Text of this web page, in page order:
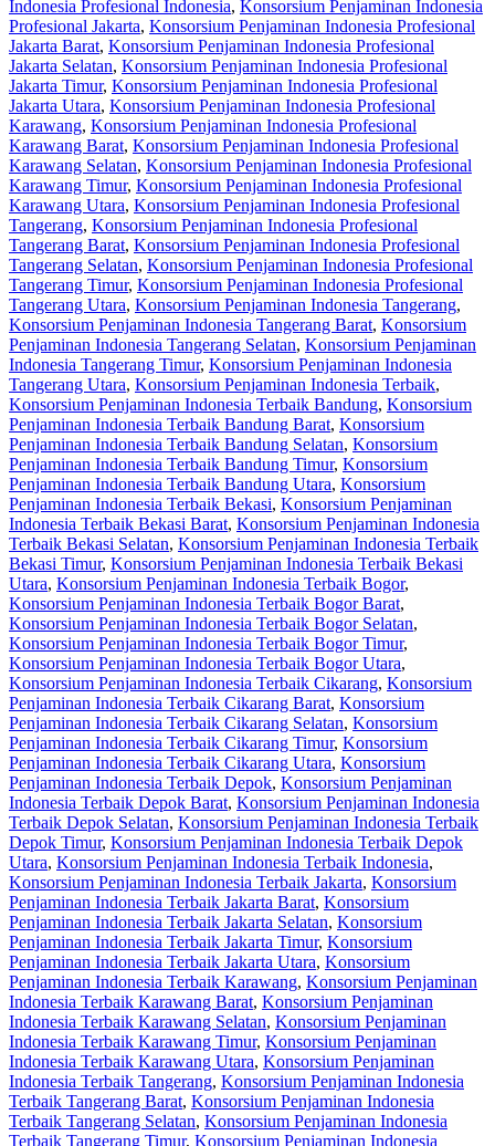
Indonesia Profesional Indonesia, Konsorsium Penjaminan Indonesia
Profesional Jakarta, Konsorsium Penjaminan Indonesia Profesional
Jakarta Barat, Konsorsium Penjaminan Indonesia Profesional
Jakarta Selatan, Konsorsium Penjaminan Indonesia Profesional
Jakarta Timur, Konsorsium Penjaminan Indonesia Profesional
Jakarta Utara, Konsorsium Penjaminan Indonesia Profesional
Karawang, Konsorsium Penjaminan Indonesia Profesional
Karawang Barat, Konsorsium Penjaminan Indonesia Profesional
Karawang Selatan, Konsorsium Penjaminan Indonesia Profesional
Karawang Timur, Konsorsium Penjaminan Indonesia Profesional
Karawang Utara, Konsorsium Penjaminan Indonesia Profesional
Tangerang, Konsorsium Penjaminan Indonesia Profesional
Tangerang Barat, Konsorsium Penjaminan Indonesia Profesional
Tangerang Selatan, Konsorsium Penjaminan Indonesia Profesional
Tangerang Timur, Konsorsium Penjaminan Indonesia Profesional
Tangerang Utara, Konsorsium Penjaminan Indonesia Tangerang,
Konsorsium Penjaminan Indonesia Tangerang Barat, Konsorsium
Penjaminan Indonesia Tangerang Selatan, Konsorsium Penjaminan
Indonesia Tangerang Timur, Konsorsium Penjaminan Indonesia
Tangerang Utara, Konsorsium Penjaminan Indonesia Terbaik,
Konsorsium Penjaminan Indonesia Terbaik Bandung, Konsorsium
Penjaminan Indonesia Terbaik Bandung Barat, Konsorsium
Penjaminan Indonesia Terbaik Bandung Selatan, Konsorsium
Penjaminan Indonesia Terbaik Bandung Timur, Konsorsium
Penjaminan Indonesia Terbaik Bandung Utara, Konsorsium
Penjaminan Indonesia Terbaik Bekasi, Konsorsium Penjaminan
Indonesia Terbaik Bekasi Barat, Konsorsium Penjaminan Indonesia
Terbaik Bekasi Selatan, Konsorsium Penjaminan Indonesia Terbaik
Bekasi Timur, Konsorsium Penjaminan Indonesia Terbaik Bekasi
Utara, Konsorsium Penjaminan Indonesia Terbaik Bogor,
Konsorsium Penjaminan Indonesia Terbaik Bogor Barat,
Konsorsium Penjaminan Indonesia Terbaik Bogor Selatan,
Konsorsium Penjaminan Indonesia Terbaik Bogor Timur,
Konsorsium Penjaminan Indonesia Terbaik Bogor Utara,
Konsorsium Penjaminan Indonesia Terbaik Cikarang, Konsorsium
Penjaminan Indonesia Terbaik Cikarang Barat, Konsorsium
Penjaminan Indonesia Terbaik Cikarang Selatan, Konsorsium
Penjaminan Indonesia Terbaik Cikarang Timur, Konsorsium
Penjaminan Indonesia Terbaik Cikarang Utara, Konsorsium
Penjaminan Indonesia Terbaik Depok, Konsorsium Penjaminan
Indonesia Terbaik Depok Barat, Konsorsium Penjaminan Indonesia
Terbaik Depok Selatan, Konsorsium Penjaminan Indonesia Terbaik
Depok Timur, Konsorsium Penjaminan Indonesia Terbaik Depok
Utara, Konsorsium Penjaminan Indonesia Terbaik Indonesia,
Konsorsium Penjaminan Indonesia Terbaik Jakarta, Konsorsium
Penjaminan Indonesia Terbaik Jakarta Barat, Konsorsium
Penjaminan Indonesia Terbaik Jakarta Selatan, Konsorsium
Penjaminan Indonesia Terbaik Jakarta Timur, Konsorsium
Penjaminan Indonesia Terbaik Jakarta Utara, Konsorsium
Penjaminan Indonesia Terbaik Karawang, Konsorsium Penjaminan
Indonesia Terbaik Karawang Barat, Konsorsium Penjaminan
Indonesia Terbaik Karawang Selatan, Konsorsium Penjaminan
Indonesia Terbaik Karawang Timur, Konsorsium Penjaminan
Indonesia Terbaik Karawang Utara, Konsorsium Penjaminan
Indonesia Terbaik Tangerang, Konsorsium Penjaminan Indonesia
Terbaik Tangerang Barat, Konsorsium Penjaminan Indonesia
Terbaik Tangerang Selatan, Konsorsium Penjaminan Indonesia
Terbaik Tangerang Timur, Konsorsium Penjaminan Indonesia